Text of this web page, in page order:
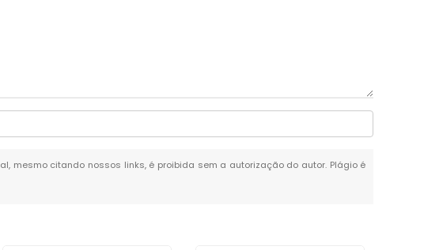
mesmo citando nossos links, é proibida sem a autorização do autor. Plágio é